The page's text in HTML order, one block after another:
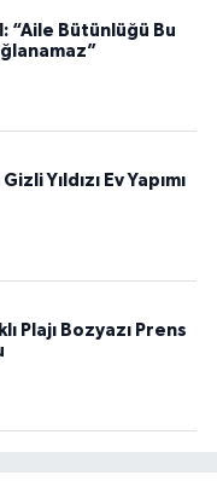
“Aile Bütünlüğü Bu
Yıldızı Ev Yapımı
Plajı Bozyazı Prens